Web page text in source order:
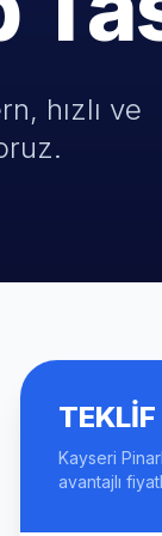
hızlı ve
Kayseri
avantajlı